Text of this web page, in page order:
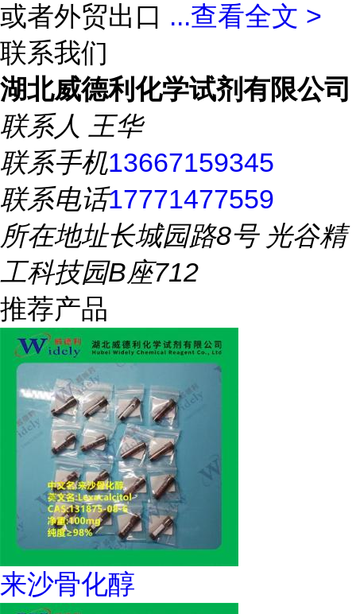
或者外贸出口 ...查看全文 >
联系我们
湖北威德利化学试剂有限公司
联系人 王华
联系手机13667159345
联系电话17771477559
所在地址长城园路8号 光谷精
工科技园B座712
推荐产品
来沙骨化醇